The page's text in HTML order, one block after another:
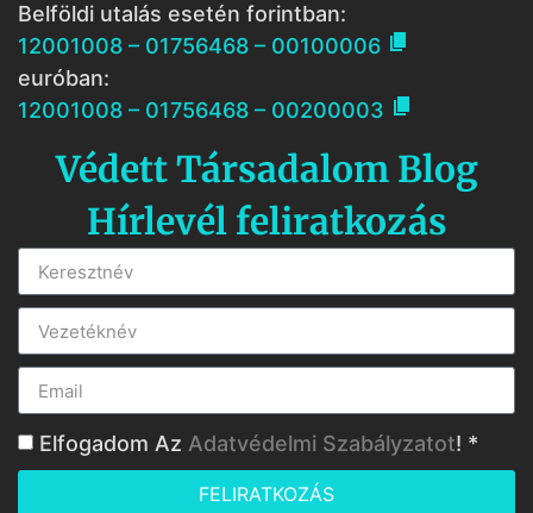
Belföldi utalás esetén forintban:
12001008 – 01756468 – 00100006 
euróban:
12001008 – 01756468 – 00200003 
Védett Társadalom Blog
Hírlevél feliratkozás
Elfogadom Az Adatvédelmi Szabályzatot! *
FELIRATKOZÁS